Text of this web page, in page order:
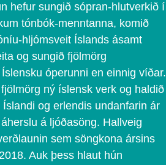
hefur sungið sópran-hlutverkið í
tónbók-menntanna, komið
hljómsveit Íslands ásamt
og sungið fjölmörg
óperunni en einnig víðar.
ný íslensk verk og haldið
og erlendis undanfarin ár
á ljóðasöng. Hallveig
sem söngkona ársins
Auk þess hlaut hún